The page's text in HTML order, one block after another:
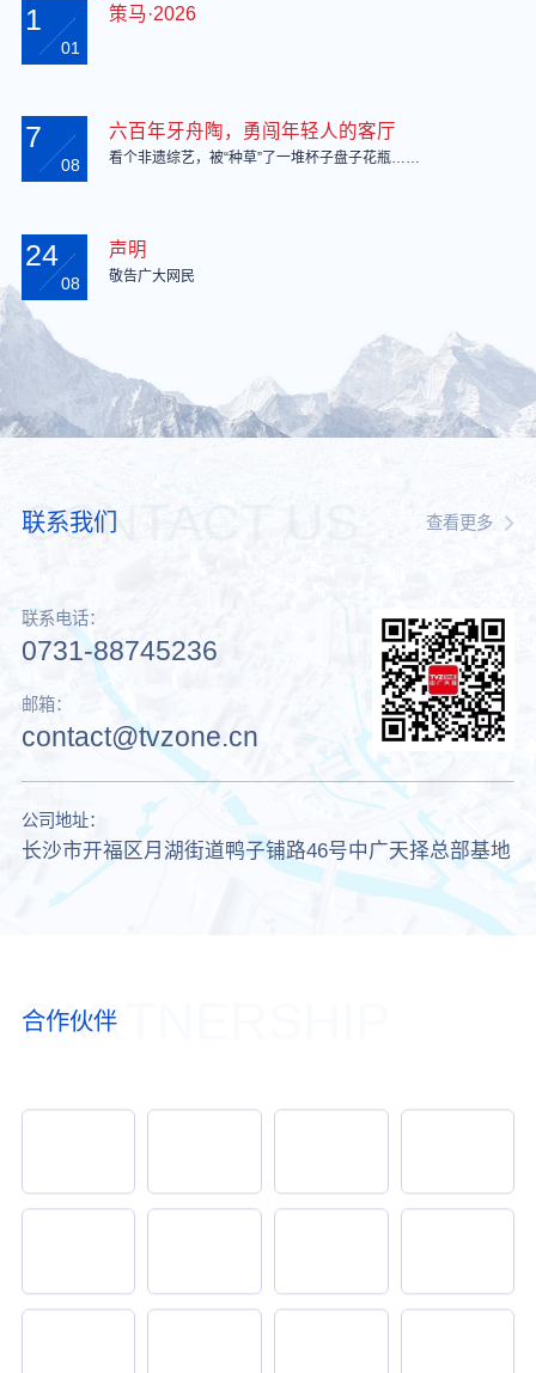
1
01
策马·2026
7
08
六百年牙舟陶，勇闯年轻人的客厅
看个非遗综艺，被“种草”了一堆杯子盘子花瓶……
24
08
声明
敬告广大网民
CONTACT US
联系我们 查看更多
联系电话：
0731-88745236
邮箱：
contact@tvzone.cn
公司地址：
长沙市开福区月湖街道鸭子铺路46号中广天择总部基地
PARTNERSHIP
合作伙伴